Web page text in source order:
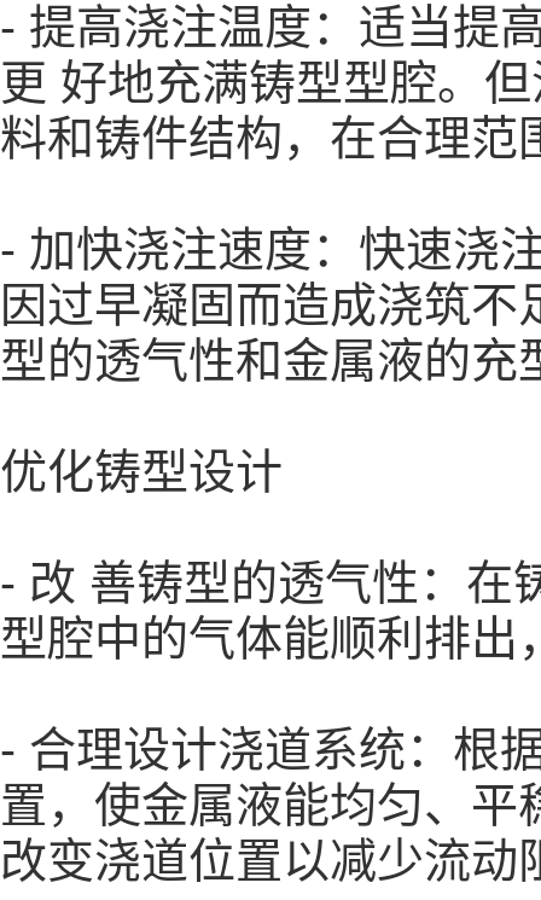
- 提高浇注温度：适当提
更 好地充满铸型型腔。
料和铸件结构，在合理范
- 加快浇注速度：快速浇
因过早凝固而造成浇筑
型的透气性和金属液的充
优化铸型设计
- 改 善铸型的透气性：在
型腔中的气体能顺利排
- 合理设计浇道系统：根
置，使金属液能均匀、
改变浇道位置以减少流动